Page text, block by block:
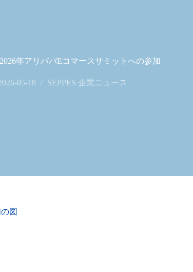
年アリババEコマースサミットへの参加
05-18 SEPPES 企業ニュース